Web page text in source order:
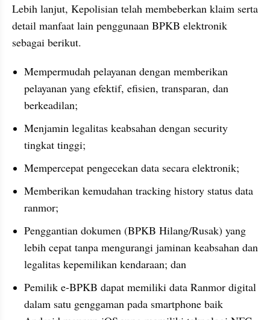
Lebih lanjut, Kepolisian telah membeberkan klaim serta
detail manfaat lain penggunaan BPKB elektronik
sebagai berikut.
Mempermudah pelayanan dengan memberikan
pelayanan yang efektif, efisien, transparan, dan
berkeadilan;
Menjamin legalitas keabsahan dengan security
tingkat tinggi;
Mempercepat pengecekan data secara elektronik;
Memberikan kemudahan tracking history status data
ranmor;
Penggantian dokumen (BPKB Hilang/Rusak) yang
lebih cepat tanpa mengurangi jaminan keabsahan dan
legalitas kepemilikan kendaraan; dan
Pemilik e-BPKB dapat memiliki data Ranmor digital
dalam satu genggaman pada smartphone baik